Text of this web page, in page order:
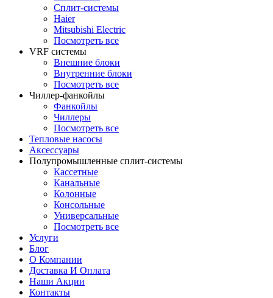
Сплит-системы
Haier
Mitsubishi Electric
Посмотреть все
VRF системы
Внешние блоки
Внутренние блоки
Посмотреть все
Чиллер-фанкойлы
Фанкойлы
Чиллеры
Посмотреть все
Тепловые насосы
Аксессуары
Полупромышленные сплит-системы
Кассетные
Канальные
Колонные
Консольные
Универсальные
Посмотреть все
Услуги
Блог
О Компании
Доставка И Оплата
Наши Акции
Контакты